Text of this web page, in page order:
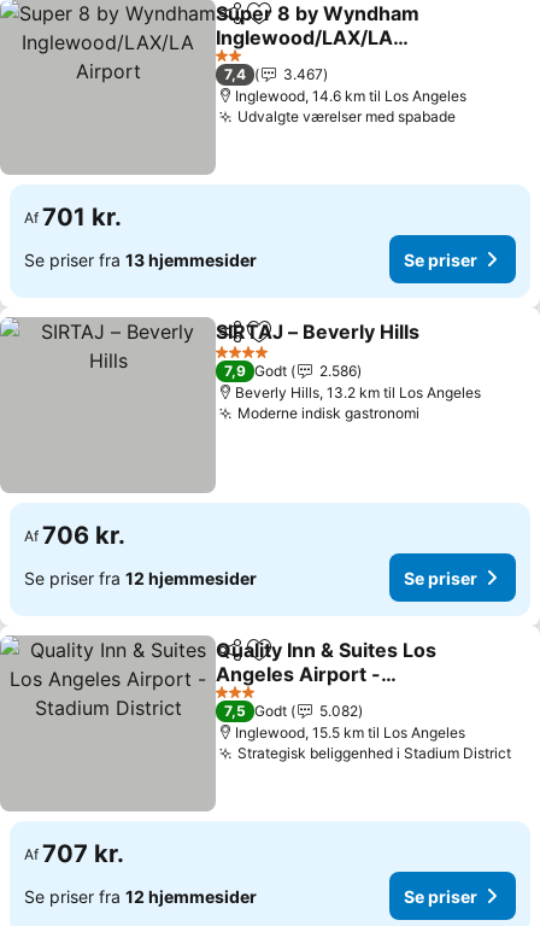
Del Føj til favoritter
Super 8 by Wyndham
Inglewood/LAX/LA
Airport
Se priser
2 Stjerner
7,4
3.467
Inglewood, 14.6 km til Los Angeles
Udvalgte værelser med spabadeSe priser
Af 701 kr.
Se priser fra 13 hjemmesider Se priser
Del Føj til favoritter
SIRTAJ – Beverly Hills
4 Stjerner
7,9 Godt
2.586
Beverly Hills, 13.2 km til Los Angeles
Moderne indisk gastronomi
Af 706 kr.
Se priser fra 12 hjemmesider Se priser
Del Føj til favoritter
Quality Inn & Suites Los
Angeles Airport -
Stadium District
Se priser
3 Stjerner
7,5 Godt
5.082
Inglewood, 15.5 km til Los Angeles
Strategisk beliggenhed i Stadium DistrictSe
Af 707 kr.
Se priser fra 12 hjemmesider Se priser